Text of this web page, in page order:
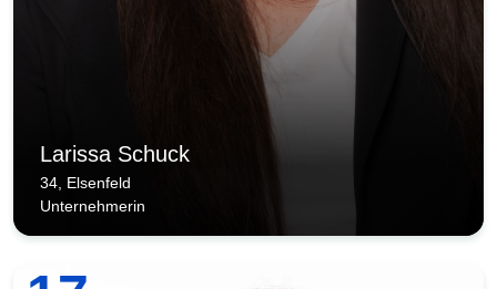
Larissa Schuck
34, Elsenfeld
Unternehmerin